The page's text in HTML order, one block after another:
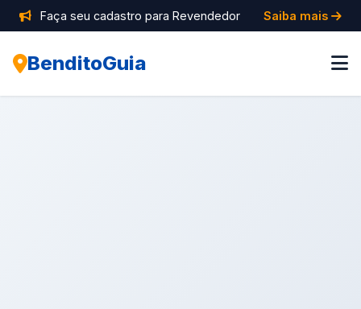
Faça seu cadastro para Revendedor Saiba mais
BenditoGuia